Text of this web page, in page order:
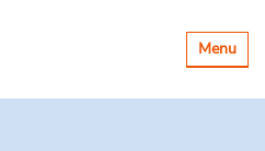
Basculer
la
Menu